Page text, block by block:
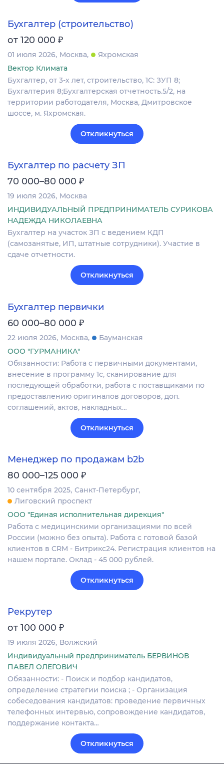
Бухгалтер (строительство)
от 120 000 ₽
01 июля 2026 Москва
Яхромская
Вектор Климата
Бухгалтер, от 3-х лет, строительство, 1С: ЗУП 8;
Бухгалтерия 8;Бухгалтерская отчетность.5/2, на
территории работодателя, Москва, Дмитровское
шоссе, м. Яхромская.
Откликнуться
Бухгалтер по расчету ЗП
70 000–80 000 ₽
19 июля 2026 Москва
ИНДИВИДУАЛЬНЫЙ ПРЕДПРИНИМАТЕЛЬ СУРИКОВА
НАДЕЖДА НИКОЛАЕВНА
Бухгалтер на участок ЗП с ведением КДП
(самозанятые, ИП, штатные сотрудники). Участие в
сдаче отчетности.
Откликнуться
Бухгалтер первички
60 000–80 000 ₽
22 июля 2026 Москва
Бауманская
ООО "ГУРМАНИКА"
Обязанности: Работа с первичными документами,
внесение в программу 1с, сканирование для
последующей обработки, работа с поставщиками по
предоставлению оригиналов договоров, доп.
соглашений, актов, накладных…
Откликнуться
Менеджер по продажам b2b
80 000–125 000 ₽
10 сентября 2025 Санкт-Петербург
Лиговский проспект
ООО "Единая исполнительная дирекция"
Работа с медицинскими организациями по всей
России (можно без опыта). Работа с готовой базой
клиентов в CRM - Битрикс24. Регистрация клиентов на
нашем портале. Оклад - 45 000 рублей.
Откликнуться
Рекрутер
от 100 000 ₽
19 июля 2026 Волжский
Индивидуальный предприниматель БЕРВИНОВ
ПАВЕЛ ОЛЕГОВИЧ
Обязанности: - Поиск и подбор кандидатов,
определение стратегии поиска ; - Организация
собеседования кандидатов: проведение первичных
телефонных интервью, сопровождение кандидатов,
поддержание контакта…
Откликнуться